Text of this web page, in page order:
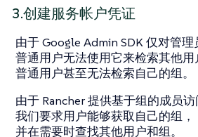
3.创建服务帐户凭证
由于 Google Admin SDK 仅对管理
普通用户无法使用它来检索其他用
普通用户甚至无法检索自己的组。
由于 Rancher 提供基于组的成员访
我们要求用户能够获取自己的组，
并在需要时查找其他用户和组。